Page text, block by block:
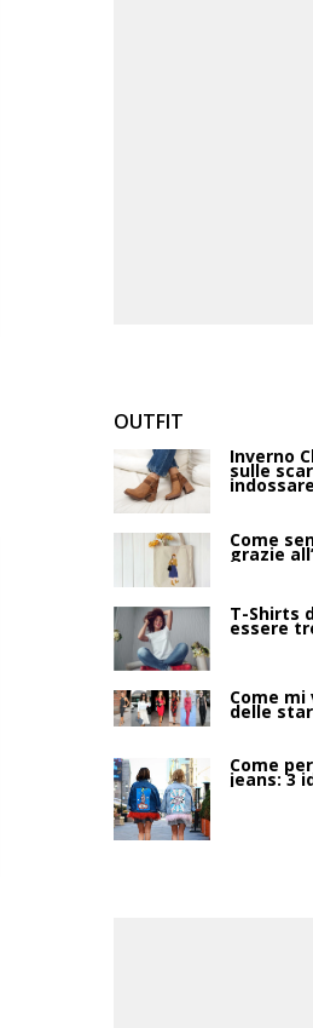
OUTFIT
Inverno
sulle
Come
grazie
T-Shirts
essere
Come
delle star
Come
jeans: 3